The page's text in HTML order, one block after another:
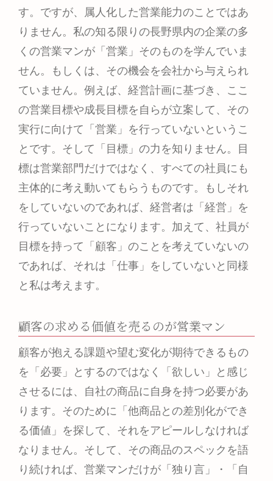
す。ですが、属人化した営業能力のことではあ
りません。私の知る限りの長野県内の企業の多
くの営業マンが「営業」そのものを学んでいま
せん。もしくは、その機会を会社から与えられ
ていません。例えば、経営計画に基づき、ここ
の営業目標や成長目標を自らが立案して、その
実行に向けて「営業」を行っていないというこ
とです。そして「目標」の力を知りません。目
標は営業部門だけではなく、すべての社員にも
主体的に考え動いてもらうものです。もしそれ
をしていないのであれば、経営者は「経営」を
行っていないことになります。加えて、社員が
目標を持って「顧客」のことを考えていないの
であれば、それは「仕事」をしていないと同様
と私は考えます。
顧客の求める価値を売るのが営業マン
顧客が抱える課題や望む変化が期待できるもの
を「必要」とするのではなく「欲しい」と感じ
させるには、自社の商品に自身を持つ必要があ
ります。そのために「他商品との差別化ができ
る価値」を探して、それをアピールしなければ
なりません。そして、その商品のスペックを語
り続ければ、営業マンだけが「独り言」・「自